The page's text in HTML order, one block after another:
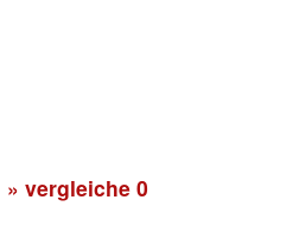
» vergleiche 0